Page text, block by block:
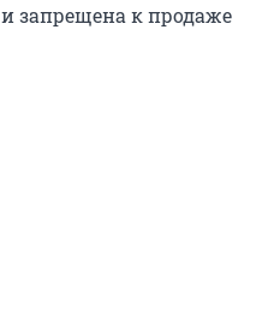
и запрещена к продаже